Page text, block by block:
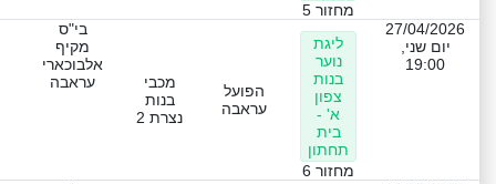
מחזור 5
27/04/2026
יום שני,
19:00
ליגת
נוער
בנות
צפון
א' -
בית
תחתון
מחזור 6
הפועל
עראבה
מכבי
בנות
נצרת 2
בי"ס
מקיף
אלבוכארי
עראבה